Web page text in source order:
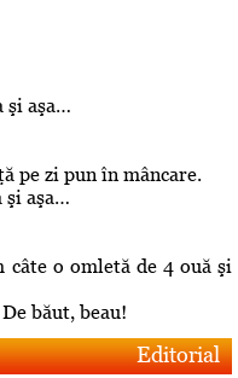
şi aşa…
pe zi pun în mâncare.
şi aşa…
o omletă de 4 ouă şi
băut, beau!
Editorial